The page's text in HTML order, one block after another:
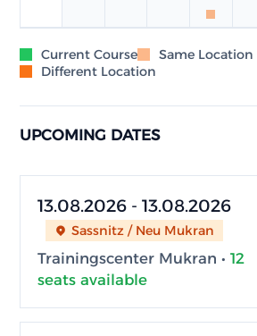
Current Course
Same Location
Different Location
UPCOMING DATES
13.08.2026 - 13.08.2026
Sassnitz / Neu Mukran
Trainingscenter Mukran • 12
seats available